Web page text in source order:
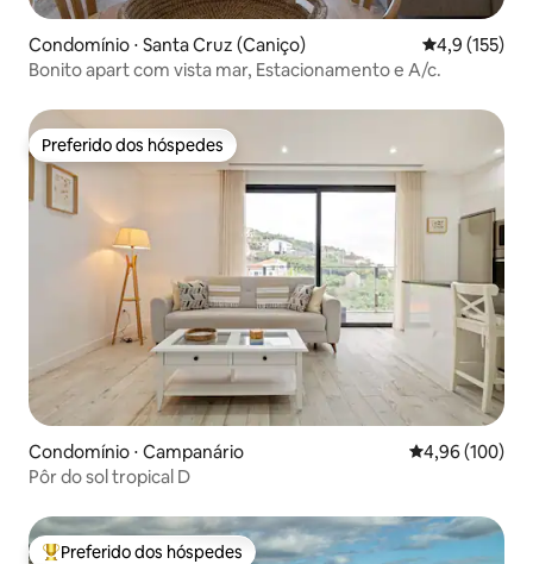
Condomínio ⋅ Santa Cruz (Caniço) 4,9 de uma
4,9 (155)
Bonito apart com vista mar, Estacionamento e A/c.
Preferido dos hóspedes
Preferido dos hóspedes
Condomínio ⋅ Campanário 4,96 de uma
4,96 (100)
Pôr do sol tropical D
Preferido dos hóspedes